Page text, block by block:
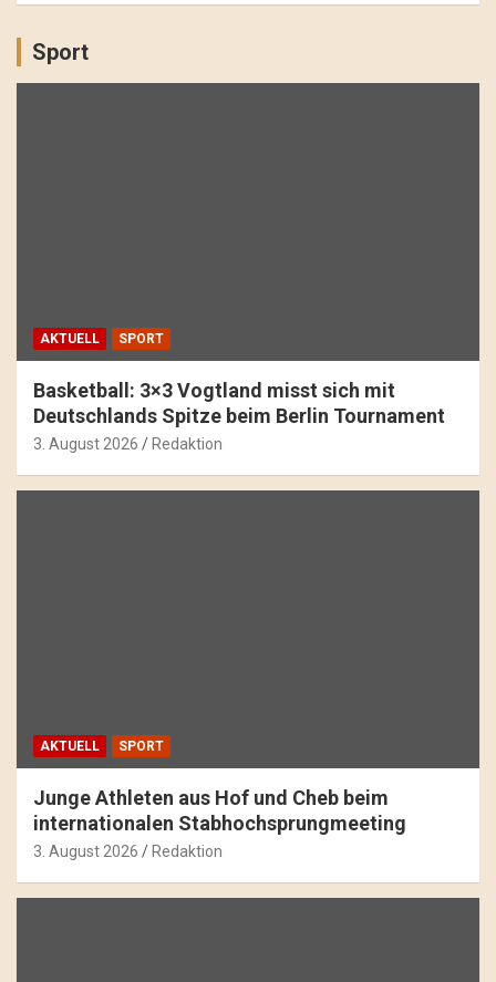
Sport
AKTUELL SPORT
Basketball: 3×3 Vogtland misst sich mit
Deutschlands Spitze beim Berlin Tournament
3. August 2026 Redaktion
AKTUELL SPORT
Junge Athleten aus Hof und Cheb beim
internationalen Stabhochsprungmeeting
3. August 2026 Redaktion